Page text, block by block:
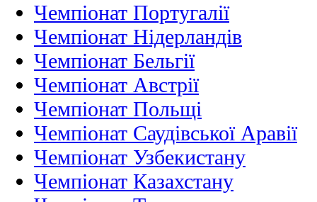
Чемпіонат Португалії
Чемпіонат Нідерландiв
Чемпіонат Бельгії
Чемпіонат Австрії
Чемпіонат Польщі
Чемпіонат Саудівської Аравії
Чемпіонат Узбекистану
Чемпіонат Казахстану